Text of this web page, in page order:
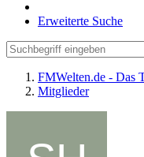
Erweiterte Suche
FMWelten.de - Das
Mitglieder